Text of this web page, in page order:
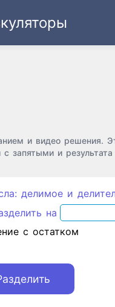
и видео решения.
запятыми и
делимое и
на
с остатком